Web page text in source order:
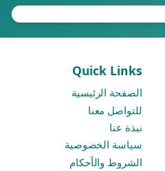
Quick Links
الصفحة الرئيسية
للتواصل معنا
نبذة عنا
سياسة الخصوصية
الشروط والأحكام